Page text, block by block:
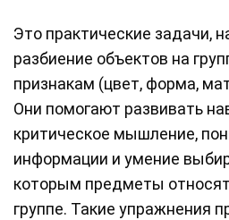
Это практические задачи,
разбиение объектов на
признакам (цвет, форма,
Они помогают развивать
критическое мышление,
информации и умение
которым предметы
группе. Такие упражнения